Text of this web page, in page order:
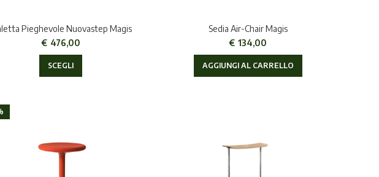
Pieghevole Nuovastep Magis
€ 476,00
SCEGLI
Sedia Air-Chair Magis
€ 134,00
AGGIUNGI AL CARRELLO